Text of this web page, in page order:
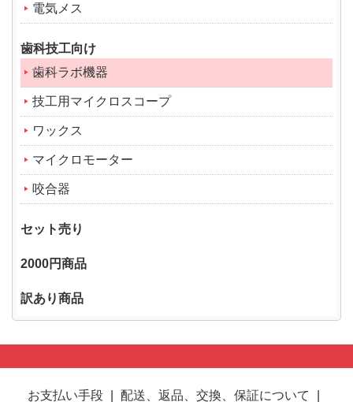
電気メス
歯科技工向け
歯科ラボ機器
技工用マイクロスコープ
ワックス
マイクロモーター
咬合器
セット売り
2000円商品
訳あり商品
お支払い手段 配送、返品、交換、保証について